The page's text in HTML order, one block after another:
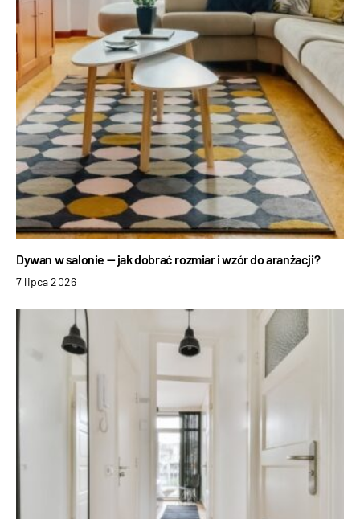
Dywan w salonie — jak dobrać rozmiar i wzór do aranżacji?
7 lipca 2026